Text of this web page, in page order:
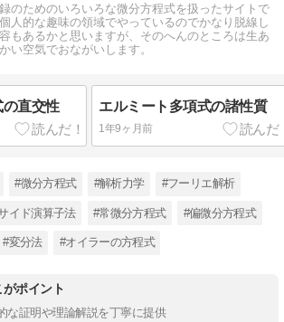
のためのいろいろな微分方程式を扱ったサイトで
人的な趣味の領域でやっているのでかなり脱線し
もあるかと思いますが、そのへんのところは生あ
い空気でおながいします。
直交性 エルミート多項式の諸性質
1年9ヶ月前
#微分方程式 #解析力学 #フーリエ解析
イド演算子法 #常微分方程式 #偏微分方程式
#変分法 #オイラーの方程式
ポイント
な証明や理論解説を丁寧に提供